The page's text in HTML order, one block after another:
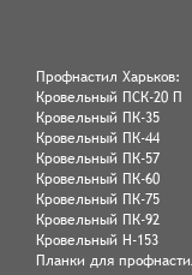
Профнастил Харьков:
Кровельный ПСК-20 П
Кровельный ПК-35
Кровельный ПК-44
Кровельный ПК-57
Кровельный ПК-60
Кровельный ПК-75
Кровельный ПК-92
Кровельный Н-153
Планки для